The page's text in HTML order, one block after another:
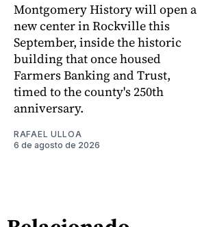
Montgomery History will open a
new center in Rockville this
September, inside the historic
building that once housed
Farmers Banking and Trust,
timed to the county's 250th
anniversary.
RAFAEL ULLOA
6 de agosto de 2026